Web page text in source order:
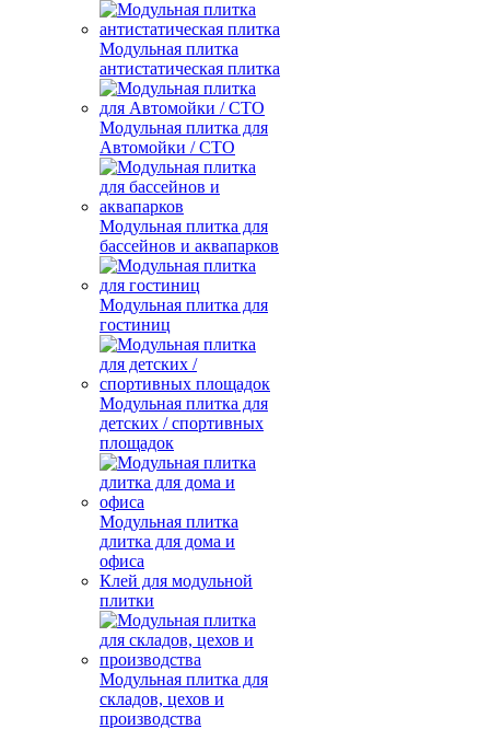
Модульная плитка
антистатическая плитка
Модульная плитка для
Автомойки / СТО
Модульная плитка для
бассейнов и аквапарков
Модульная плитка для
гостиниц
Модульная плитка для
детских / спортивных
площадок
Модульная плитка
длитка для дома и
офиса
Клей для модульной
плитки
Модульная плитка для
складов, цехов и
производства